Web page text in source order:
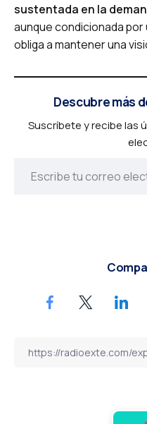
sustentada en la
aunque condicionada
obliga a mantener una
Descubre más
Suscríbete y recibe las